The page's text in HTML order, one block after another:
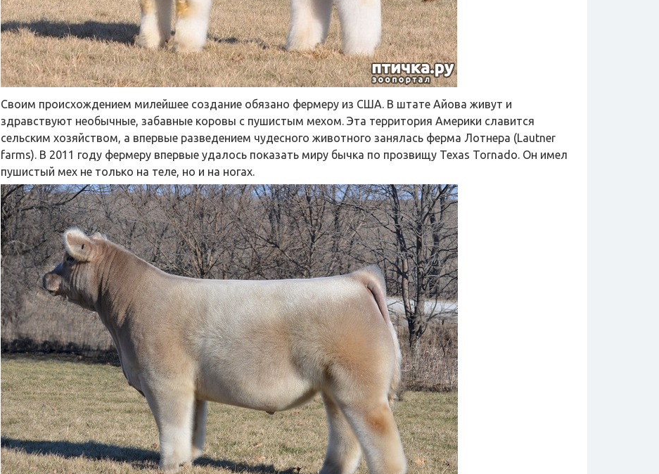
Своим происхождением милейшее создание обязано фермеру из США. В штате Айова живут и
здравствуют необычные, забавные коровы с пушистым мехом. Эта территория Америки славится
сельским хозяйством, а впервые разведением чудесного животного занялась ферма Лотнера (Lautner
farms). В 2011 году фермеру впервые удалось показать миру бычка по прозвищу Texas Tornado. Он имел
пушистый мех не только на теле, но и на ногах.